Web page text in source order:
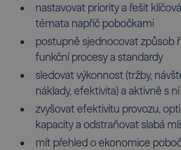
nastavovat priority a řešit
témata napříč pobočkami
postupně sjednocovat způsob
funkční procesy a standardy
sledovat výkonnost (tržby,
náklady, efektivita) a aktivně s
zvyšovat efektivitu provozu,
kapacity a odstraňovat slabá
mít přehled o ekonomice